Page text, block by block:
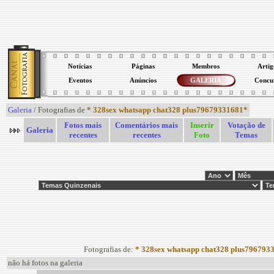
Notícias Páginas Membros
Eventos Anúncios GALERIA
Galeria / Fotografias de * 328sex whatsapp chat328 plus79679331681*
Galeria
Fotos mais
recentes
Comentários mais
recentes
Inserir
Foto
Votação de
Temas
Fotografias de: * 328sex whatsapp chat328
não há fotos na galeria